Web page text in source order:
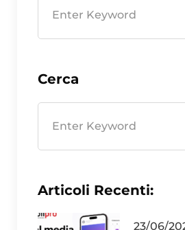
Cerca
Articoli Recenti:
23/06/